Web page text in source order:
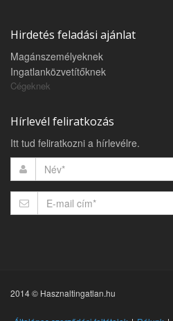
Hirdetés feladási ajánlat
Magánszemélyeknek
Ingatlanközvetítőknek
Cégeknek
Hírlevél feliratkozás
Itt tud feliratkozni a hírlevélre.
2014 © Hasznaltingatlan.hu